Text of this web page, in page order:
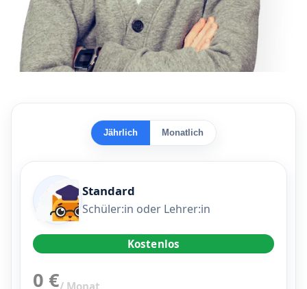
Jährlich Monatlich
Standard
Schüler:in oder Lehrer:in
Kostenlos
0 €